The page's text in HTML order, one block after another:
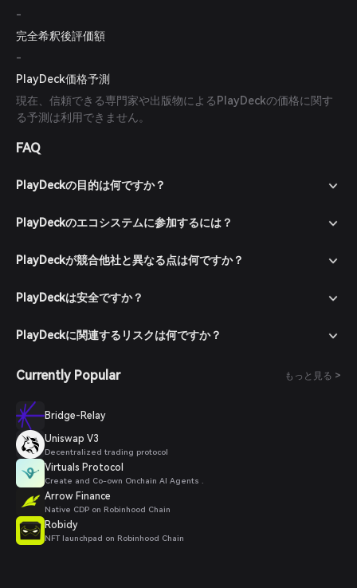
-
完全希釈後評価額
-
PlayDeck価格予測
現在、信頼できる専門家や出版物によるPlayDeckの価格に関す
る予測は利用できません。
FAQ
PlayDeckの目的は何ですか？
PlayDeckのエコシステムに参加するには？
PlayDeckが競合他社と異なる点は何ですか？
PlayDeckは安全ですか？
PlayDeckに関連するリスクは何ですか？
Currently Popular もっと見る >
Bridge-Relay
Uniswap V3
Decentralized trading protocol
Virtuals Protocol
Create and Co-own Onchain AI Agents .
Arrow Finance
Native CDP on Robinhood Chain
Robidy
NFT launchpad on Robinhood Chain